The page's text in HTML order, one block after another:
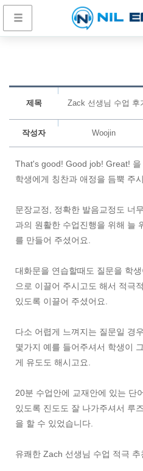
제목 Zack 선생님 수업 후
작성자 Woojin
That's good! Good job! Great! 을
학생에게 칭찬과 애정을 듬뿍 주
문장교정, 정확한 발음교정도 너
과의 원활한 수업진행을 위해 늘
를 만들어 주셨어요.
대화문을 연습할때도 질문을 학
으로 이끌어 주시고도 해서 적극
있도록 이끌어 주셨어요.
다소 어렵게 느껴지는 질문일 경
몇가지 예를 들어주셔서 학생이
게 유도도 해시고요.
20분 수업안에 교재안에 있는 단
있도록 진도도 잘 나가주셔서 루
을 할 수 있었습니다.
유쾌한 Zach 선생님 수업 적극 추